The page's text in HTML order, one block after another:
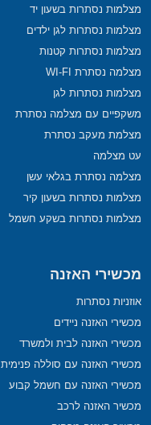
מצלמות נסתרות בשעון יד
מצלמות נסתרות לגן ילדים
מצלמות נסתרות קטנות
מצלמה נסתרת WI-FI
מצלמות נסתרות לגן
משקפיים עם מצלמה נסתרת
מצלמת מעקב נסתרת
עט מצלמה
מצלמה נסתרת בגלאי עשן
מצלמות נסתרות בשעון קיר
מצלמות נסתרות בשקע חשמל
מכשירי האזנה
אוזניות נסתרות
מכשירי האזנה ניידים
מכשירי האזנה לבית ולמשרד
מכשירי האזנה עם סוללה פנימית
מכשירי האזנה עם חשמל קבוע
מכשיר האזנה לרכב